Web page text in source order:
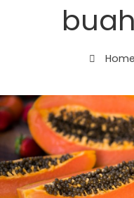
Home